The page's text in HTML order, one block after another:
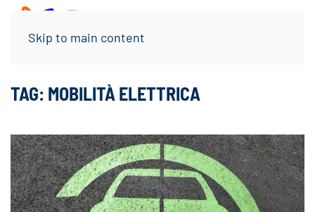
Skip to main content
TAG: MOBILITÀ ELETTRICA